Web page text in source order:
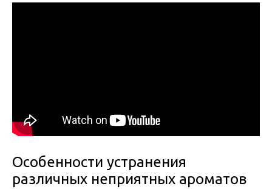
Особенности устранения
различных неприятных ароматов